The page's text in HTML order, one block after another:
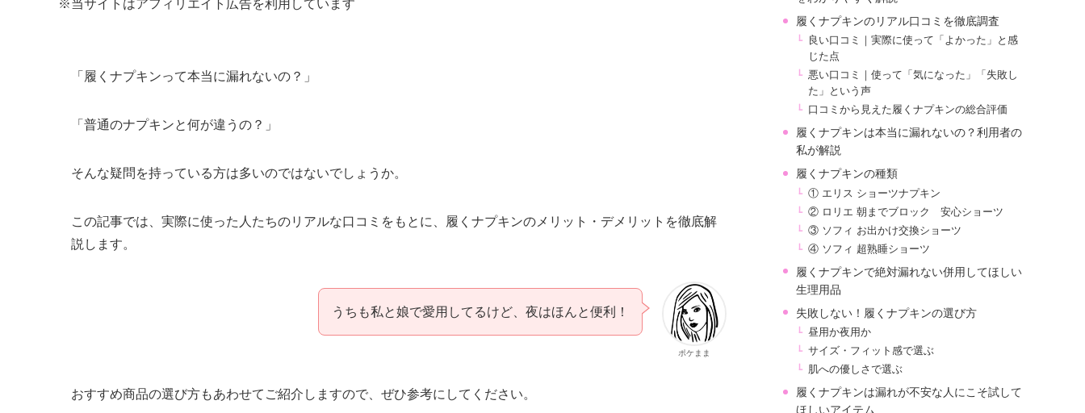
※当サイトはアフィリエイト広告を利用しています
「履くナプキンって本当に漏れないの？」
「普通のナプキンと何が違うの？」
そんな疑問を持っている方は多いのではないでしょうか。
この記事では、実際に使った人たちのリアルな口コミをもとに、履くナプキンのメリット・デメリットを徹底解
説します。
ポケまま
うちも私と娘で愛用してるけど、夜はほんと便利！
おすすめ商品の選び方もあわせてご紹介しますので、ぜひ参考にしてください。
履くナプキンのリアル口コミを徹底調査
良い口コミ｜実際に使って「よかった」と感
じた点
悪い口コミ｜使って「気になった」「失敗し
た」という声
口コミから見えた履くナプキンの総合評価
履くナプキンは本当に漏れないの？利用者の
私が解説
履くナプキンの種類
① エリス ショーツナプキン
② ロリエ 朝までブロック 安心ショーツ
③ ソフィ お出かけ交換ショーツ
④ ソフィ 超熟睡ショーツ
履くナプキンで絶対漏れない併用してほしい
生理用品
失敗しない！履くナプキンの選び方
昼用か夜用か
サイズ・フィット感で選ぶ
肌への優しさで選ぶ
履くナプキンは漏れが不安な人にこそ試して
ほしいアイテム